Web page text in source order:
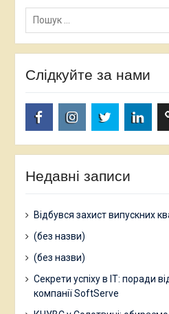
Пошук:
Слідкуйте за нами
Недавні записи
Відбувся захист випускних
(без назви)
(без назви)
Секрети успіху в ІТ: поради
компанії SoftServe